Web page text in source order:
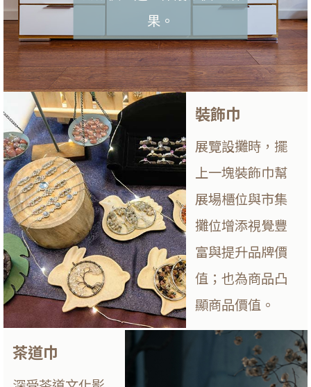
果。
裝飾巾
展覽設攤時，擺
上一塊裝飾巾幫
展場櫃位與市集
攤位增添視覺豐
富與提升品牌價
值；也為商品凸
顯商品價值。
茶道巾